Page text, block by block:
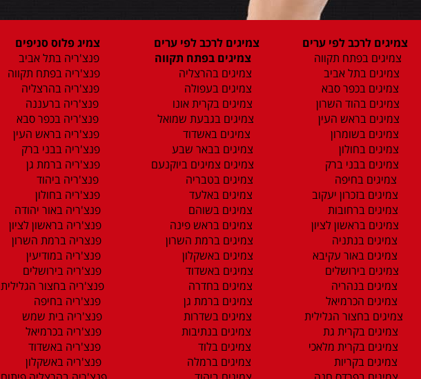
צמיגים לרכב לפי ערים
צמיגים בפתח תקווה
צמיגים בתל אביב
צמיגים בכפר סבא
צמיגים בהוד השרון
צמיגים בראש העין
צמיגים בשומרון
צמיגים בחולון
צמיגים בבני ברק
צמיגים בחיפה
צמיגים בזכרון יעקוב
צמיגים ברחובות
צמיגים בראשון לציון
צמיגים בנתניה
צמיגים באור עקיבא
צמיגים בירושלים
צמיגים בנהריה
צמיגים הכרמיאל
צמיגים בחצור הגלילית
צמיגים בקרית גת
צמיגים בקרית מלאכי
צמיגים בקריות
צמיגים לרכב לפי ערים
צמיגים בפתח תקווה
צמיגים בהרצליה
צמיגים בעפולה
צמיגים בקרית אונו
צמיגים בגבעת שמואל
צמיגים באשדוד
צמיגים בבאר שבע
צמיגים צמיגים ביוקנעם
צמיגים בטבריה
צמיגים באלעד
צמיגים בשוהם
צמיגים בראש פינה
צמיגים ברמת השרון
צמיגים באשקלון
צמיגים באשדוד
צמיגים בחדרה
צמיגים ברמת גן
צמיגים בשדרות
צמיגים בנתיבות
צמיגים בלוד
צמיגים ברמלה
צמיג פלוס סניפים
פנצ'ריה בתל אביב
פנצ'ריה בפתח תקווה
פנצ'ריה בהרצליה
פנצ'ריה ברעננה
פנצ'ריה בכפר סבא
פנצ'ריה בראש העין
פנצ'ריה בבני ברק
פנצ'ריה ברמת גן
פנצ'ריה ביהוד
פנצ'ריה בחולון
פנצ'ריה באור יהודה
פנצ'ריה בראשון לציון
פנצריה ברמת השרון
פנצ'ריה במודיעין
פנצ'ריה בירושלים
פנצ'ריה בחצור הגלילית
פנצ'ריה בחיפה
פנצ'ריה בית שמש
פנצ'ריה בכרמיאל
פנצ'ריה באשדוד
פנצ'ריה באשקלון